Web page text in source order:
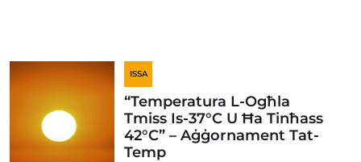
ISSA
“Temperatura L-Ogħla
Tmiss Is-37°C U Ħa Tinħass
42°C” – Aġġornament Tat-
Temp